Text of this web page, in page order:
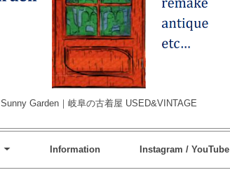
Sunny Garden｜岐阜の古着屋 USED&VINTAGE
Information Instagram / YouTube